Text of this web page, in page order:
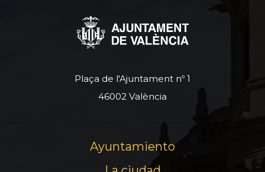
Plaça de l'Ajuntament nº 1
46002 València
Ayuntamiento